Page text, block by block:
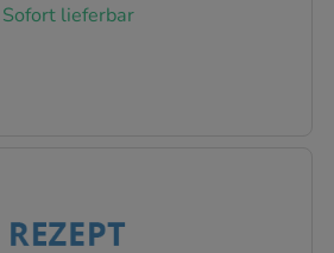
Sofort lieferbar